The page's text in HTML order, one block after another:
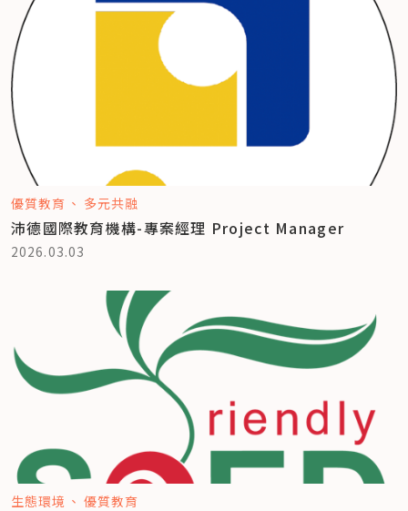
優質教育 多元共融
沛德國際教育機構-專案經理 Project Manager
2026.03.03
生態環境 優質教育